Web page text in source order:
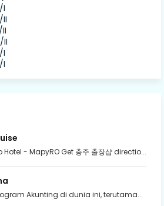
I
II
I
I
Hotel - MapyRO Get 충주 출장샵 directio...
Akunting di dunia ini, terutama...